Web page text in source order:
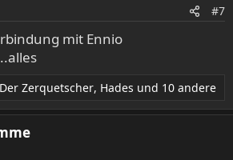
#7
mit Ennio
Der Zerquetscher, Hades und 10 andere